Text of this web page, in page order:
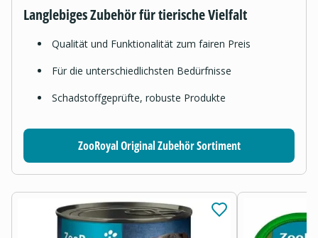
Langlebiges Zubehör für tierische Vielfalt
Qualität und Funktionalität zum fairen Preis
Für die unterschiedlichsten Bedürfnisse
Schadstoffgeprüfte, robuste Produkte
ZooRoyal Original Zubehör Sortiment